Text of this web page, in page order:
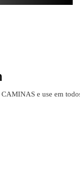
e use em